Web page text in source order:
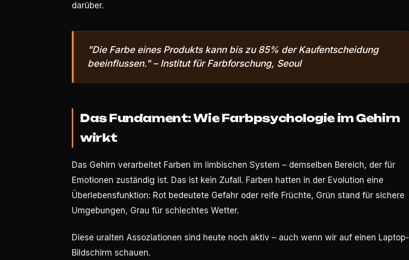
darüber.
"Die Farbe eines Produkts kann bis zu 85% der Kaufentscheidung
beeinflussen." – Institut für Farbforschung, Seoul
Das Fundament: Wie Farbpsychologie im Gehirn
wirkt
Das Gehirn verarbeitet Farben im limbischen System – demselben Bereich, der für
Emotionen zuständig ist. Das ist kein Zufall. Farben hatten in der Evolution eine
Überlebensfunktion: Rot bedeutete Gefahr oder reife Früchte, Grün stand für sichere
Umgebungen, Grau für schlechtes Wetter.
Diese uralten Assoziationen sind heute noch aktiv – auch wenn wir auf einen Laptop-
Bildschirm schauen.